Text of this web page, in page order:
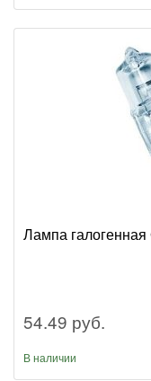
Лампа
54.49 руб.
В наличии